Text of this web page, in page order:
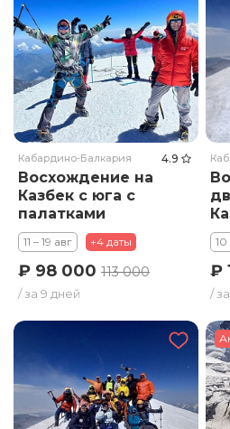
Кабардино-Балкария 4.9
Восхождение на
Казбек с юга с
палатками
(Грузия). Тариф
Премиум
11 – 19 авг +4 даты
₽ 98 000 113 000
/ за 9 дней
10
₽
/